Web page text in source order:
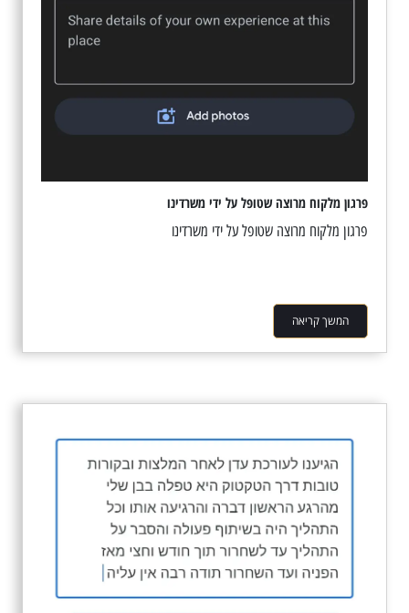
פרגון מלקוח מרוצה שטופל על ידי משרדינו
פרגון מלקוח מרוצה שטופל על ידי משרדינו
המשך קריאה